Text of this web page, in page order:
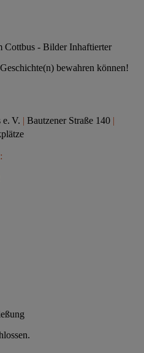
bewahren können!
e. V. | Bautzener Straße 140 |